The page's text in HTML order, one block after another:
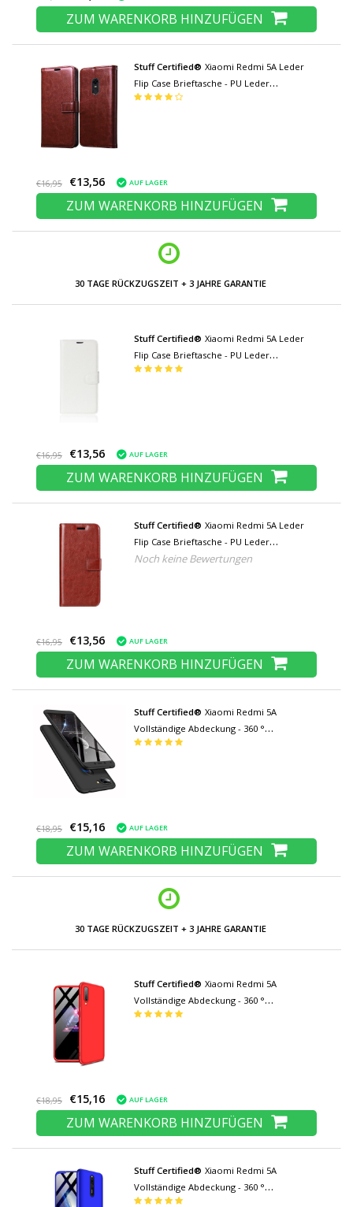
ZUM WARENKORB HINZUFÜGEN
Stuff Certified® Xiaomi Redmi 5A Leder
Flip Case Brieftasche - PU Leder
Brieftasche Abdeckung Cas Case Brown
€16,95 €13,56 AUF LAGER
ZUM WARENKORB HINZUFÜGEN
NIEDRIGE PREISE UND GROSSE AUSWAHL
Stuff Certified® Xiaomi Redmi 5A Leder
Flip Case Brieftasche - PU Leder
Brieftasche Abdeckung Cas Case Weiß
€16,95 €13,56 AUF LAGER
ZUM WARENKORB HINZUFÜGEN
Stuff Certified® Xiaomi Redmi 5A Leder
Flip Case Brieftasche - PU Leder
Brieftasche Abdeckung Cas Case Rot
Noch keine Bewertungen
€16,95 €13,56 AUF LAGER
ZUM WARENKORB HINZUFÜGEN
Stuff Certified® Xiaomi Redmi 5A
Vollständige Abdeckung - 360 °
Gehäusetasche + Displayschutzfolie aus
€18,95 €15,16 AUF LAGER
ZUM WARENKORB HINZUFÜGEN
NIEDRIGE PREISE UND GROSSE AUSWAHL
Stuff Certified® Xiaomi Redmi 5A
Vollständige Abdeckung - 360 °
Gehäusetasche + Displayschutzfolie
€18,95 €15,16 AUF LAGER
ZUM WARENKORB HINZUFÜGEN
Stuff Certified® Xiaomi Redmi 5A
Vollständige Abdeckung - 360 °
Gehäusetasche + Displayschutzfolie